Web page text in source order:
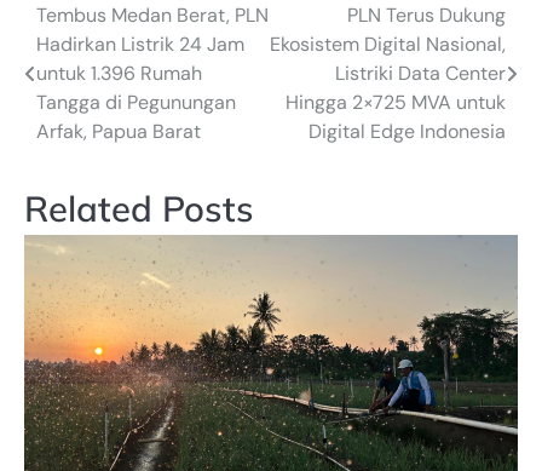
Post
navigation
Tembus Medan Berat, PLN
Hadirkan Listrik 24 Jam
untuk 1.396 Rumah
Tangga di Pegunungan
Arfak, Papua Barat
PLN Terus Dukung
Ekosistem Digital Nasional,
Listriki Data Center
Hingga 2×725 MVA untuk
Digital Edge Indonesia
Related Posts